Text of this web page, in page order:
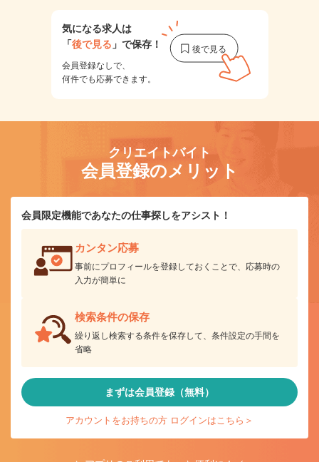
気になる求人は
「後で見る 」で保存！
会員登録なしで、
何件でも応募できます。
クリエイトバイト
会員登録のメリット
会員限定機能であなたの仕事探しをアシスト！
カンタン応募
事前にプロフィールを登録しておくことで、応募時の
入力が簡単に
検索条件の保存
繰り返し検索する条件を保存して、条件設定の手間を
省略
まずは会員登録（無料）
アカウントをお持ちの方 ログインはこちら＞